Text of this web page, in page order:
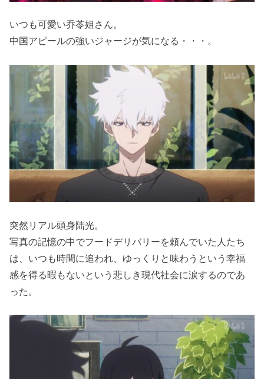
いつも可愛い乔苓姐さん。
中国アピールの強いジャージが気になる・・・。
突然リアル頭身陆光。
写真の記憶の中でフードデリバリーを頼んでいた人たち
は、いつも時間に追われ、ゆっくりと味わうという幸福
感を得る暇もないという悲しき現代社会に涙するのであ
った。